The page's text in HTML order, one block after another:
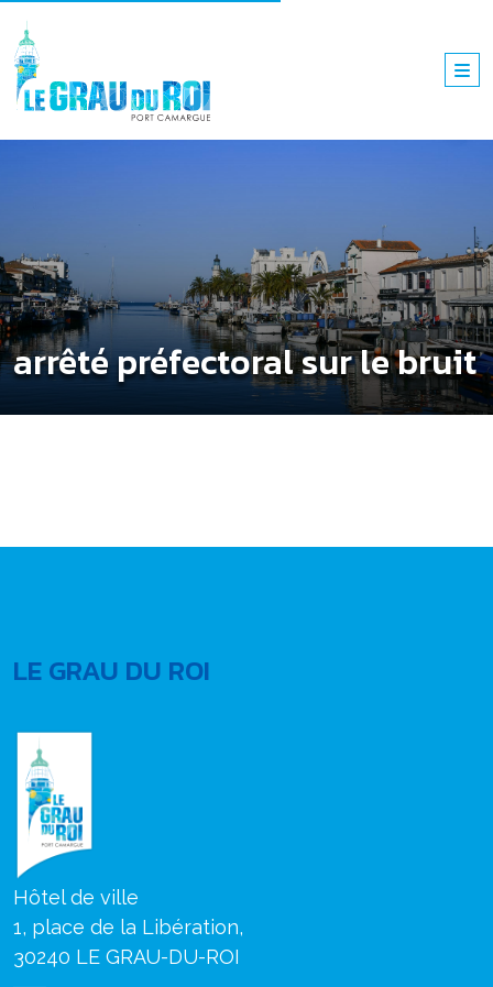
arrêté préfectoral sur le bruit
LE GRAU DU ROI
Hôtel de ville
1, place de la Libération,
30240 LE GRAU-DU-ROI